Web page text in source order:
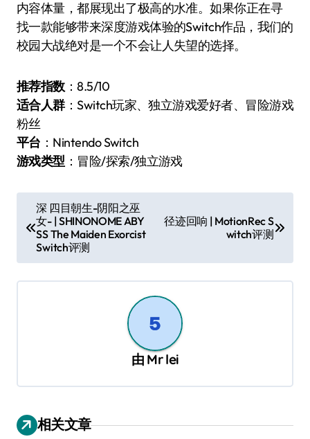
内容体量，都展现出了极高的水准。如果你正在寻
找一款能够带来深度游戏体验的Switch作品，我们的
校园大战绝对是一个不会让人失望的选择。
推荐指数：8.5/10
适合人群：Switch玩家、独立游戏爱好者、冒险游戏
粉丝
平台 ：Nintendo Switch
游戏类型 ：冒险/探索/独立游戏
章
深 四目朝生-阴阳之巫
女- | SHINONOME ABY
SS The Maiden Exorcist
Switch评测
径迹回响 | MotionRec S
witch评测
由 Mr lei
相关文章